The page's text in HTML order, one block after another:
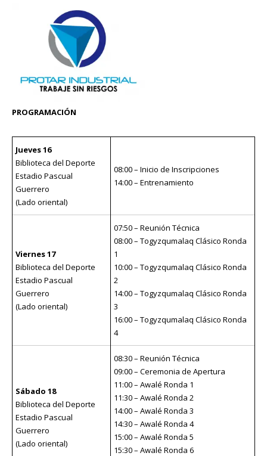
PROGRAMACIÓN
Jueves 16
Biblioteca del Deporte
Estadio Pascual
Guerrero
(Lado oriental)
08:00 – Inicio de Inscripciones
14:00 – Entrenamiento
Viernes 17
Biblioteca del Deporte
Estadio Pascual
Guerrero
(Lado oriental)
07:50 – Reunión Técnica
08:00 – Togyzqumalaq Clásico Ronda
1
10:00 – Togyzqumalaq Clásico Ronda
2
14:00 – Togyzqumalaq Clásico Ronda
3
16:00 – Togyzqumalaq Clásico Ronda
4
Sábado 18
Biblioteca del Deporte
Estadio Pascual
Guerrero
(Lado oriental)
08:30 – Reunión Técnica
09:00 – Ceremonia de Apertura
11:00 – Awalé Ronda 1
11:30 – Awalé Ronda 2
14:00 – Awalé Ronda 3
14:30 – Awalé Ronda 4
15:00 – Awalé Ronda 5
15:30 – Awalé Ronda 6